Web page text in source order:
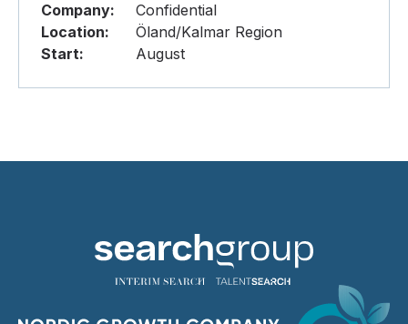
Company:
Confidential
Location:
Öland/Kalmar Region
Start:
August